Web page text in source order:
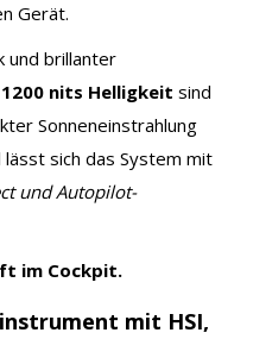
Gerät.
und brillanter
1200 nits Helligkeit sind
Sonneneinstrahlung
sich das System mit
und Autopilot-
im Cockpit.
mit HSI,